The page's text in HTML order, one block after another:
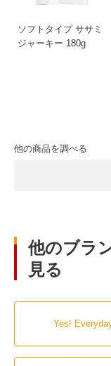
ソフトタイプ ササミ
ジャーキー 180g
他の商品を調べる
他のブラ
見る
Yes!